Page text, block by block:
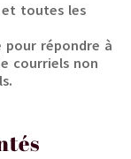
toutes les
pour répondre à
courriels non